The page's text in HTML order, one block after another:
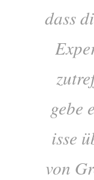
dass
gebe
isse
von